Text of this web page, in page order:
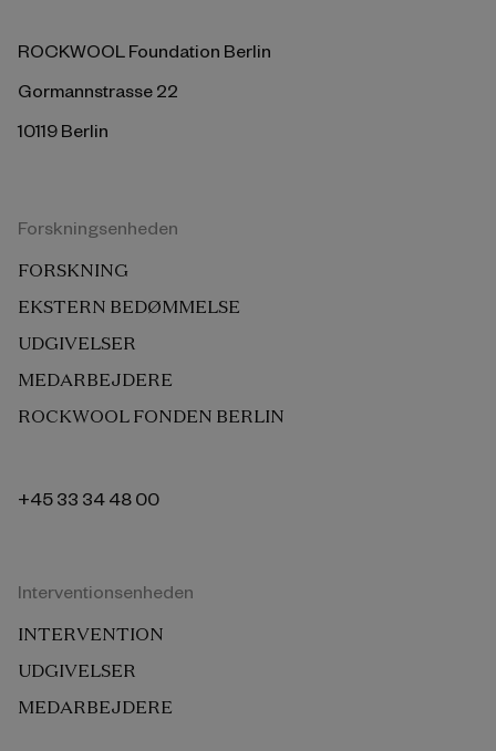
ROCKWOOL Foundation Berlin
Gormannstrasse 22
10119 Berlin
Forskningsenheden
FORSKNING
EKSTERN BEDØMMELSE
UDGIVELSER
MEDARBEJDERE
ROCKWOOL FONDEN BERLIN
+45 33 34 48 00
Interventionsenheden
INTERVENTION
UDGIVELSER
MEDARBEJDERE